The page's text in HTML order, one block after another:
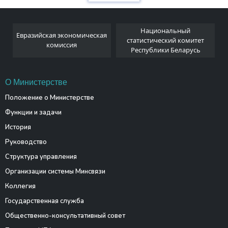
Евразийская экономическая
комиссия
Национальный
статистический комитет
Республики Беларусь
О Министерстве
Положение о Министерстве
Функции и задачи
История
Руководство
Структура управления
Организации системы Минсвязи
Коллегия
Государственная служба
Общественно-консультативный совет